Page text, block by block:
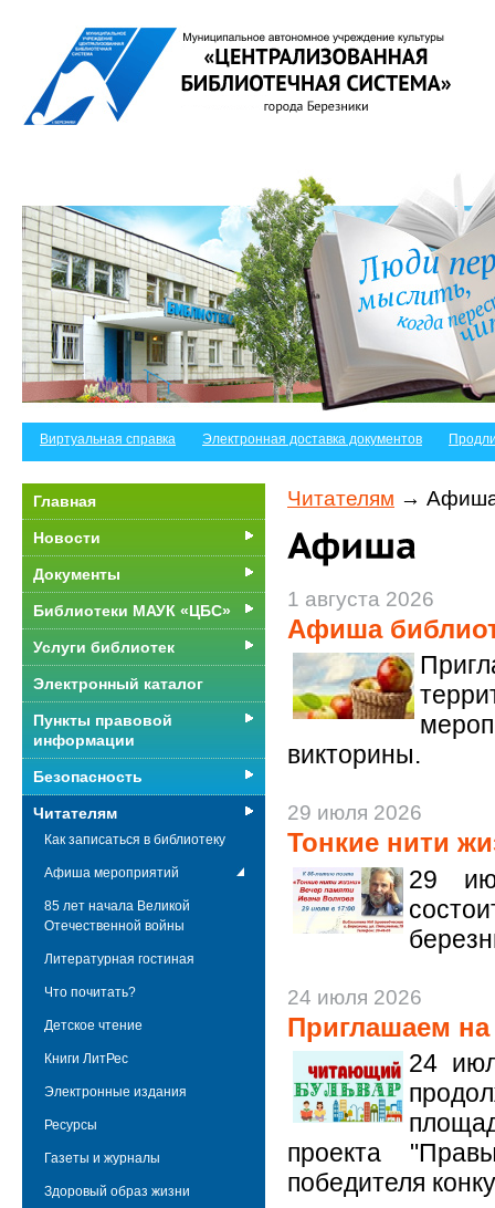
Виртуальная справка Электронная доставка документов
Читателям → Афиша
1 августа 2026
Афиша
викторины.
29 июля 2026
Тонкие нити
29
24 июля 2026
Приглашаем
24
проекта
победителя
Главная
Новости
Документы
Библиотеки МАУК «ЦБС»
Услуги библиотек
Электронный каталог
Пункты правовой
информации
Безопасность
Читателям
Как записаться в библиотеку
Афиша мероприятий
85 лет начала Великой
Отечественной войны
Литературная гостиная
Что почитать?
Детское чтение
Книги ЛитРес
Электронные издания
Ресурсы
Газеты и журналы
Здоровый образ жизни